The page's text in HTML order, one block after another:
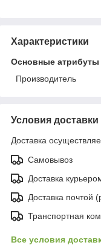
Характеристики
Основные атрибуты
Производитель
Условия доставки
Доставка
Самовывоз
Доставка
Доставка почтой
Транспортная
Все условия